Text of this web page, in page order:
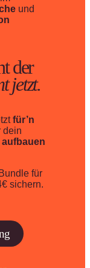
und
der
jetzt.
für’n
dein
für
sichern.